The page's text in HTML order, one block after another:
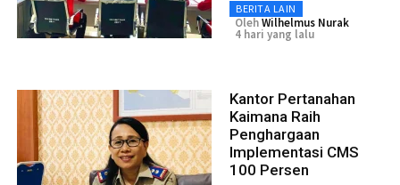
BERITA LAIN
OlehWilhelmus Nurak
4 hari yang lalu
Kantor Pertanahan
Kaimana Raih
Penghargaan
Implementasi CMS
100 Persen